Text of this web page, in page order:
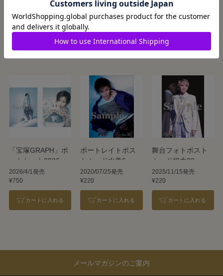
トカード水美15
2025/1/25発売
¥220
カートに入れる
トカード水美14
2024/8/17発売
¥220
カートに入れる
トカード水美13
2024/1/27発売
カートに入れる
「宝塚GRAPH」ポ
ートセット2026／
水美舞斗
2026/4/1発売
¥750
カートに入れる
ポートレイトポス
トカード水美6
2020/07/25発売
¥220
カートに入れる
舞台フォトポスト
カード桜木23
2025/11/15発売
¥220
カートに入れる
メールマガジンのご案内